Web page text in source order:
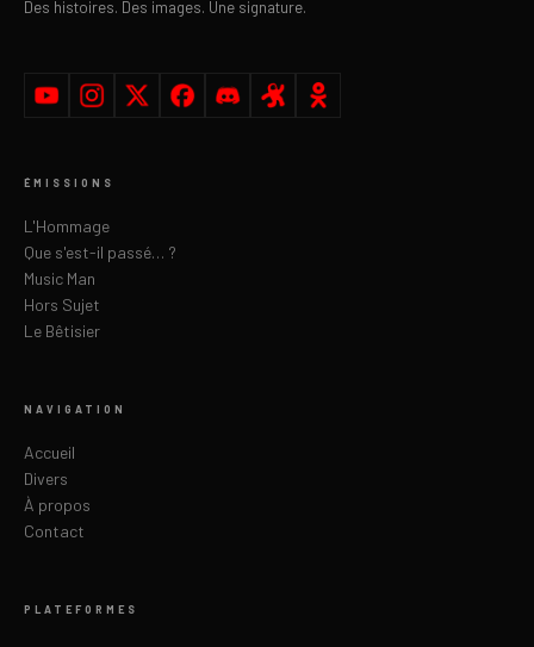
Des histoires. Des images. Une signature.
ÉMISSIONS
L'Hommage
Que s'est-il passé… ?
Music Man
Hors Sujet
Le Bêtisier
NAVIGATION
Accueil
Divers
À propos
Contact
PLATEFORMES